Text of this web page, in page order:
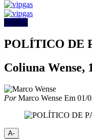
Política
POLÍTICO DE
Coliuna Wense,
PorMarco Wense Em 01/
A-